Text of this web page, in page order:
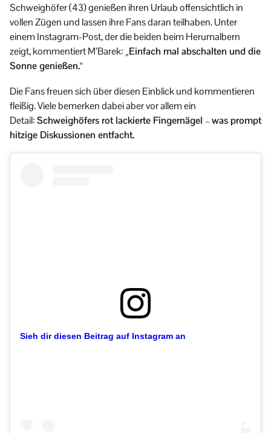
Schweighöfer (43) genießen ihren Urlaub offensichtlich in
vollen Zügen und lassen ihre Fans daran teilhaben. Unter
einem Instagram-Post, der die beiden beim Herumalbern
zeigt, kommentiert M’Barek: „Einfach mal abschalten und die
Sonne genießen.“
Die Fans freuen sich über diesen Einblick und kommentieren
fleißig. Viele bemerken dabei aber vor allem ein
Detail:Schweighöfers rot lackierte Fingernägel –was prompt
hitzige Diskussionen entfacht.
Sieh dir diesen Beitrag auf Instagram an